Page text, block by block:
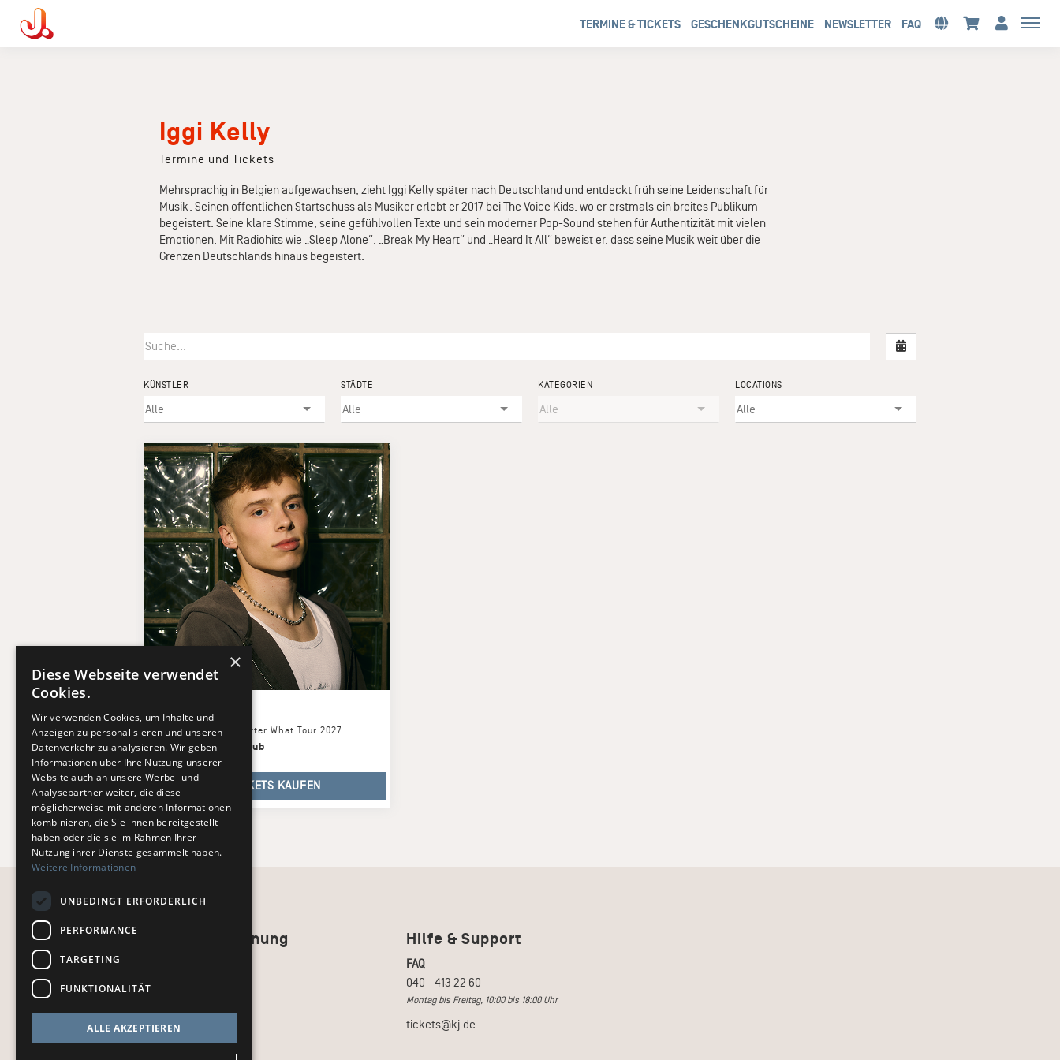
TERMINE & TICKETS GESCHENKGUTSCHEINE NEWSLETTER FAQ
Iggi Kelly
Termine und Tickets
Mehrsprachig in Belgien aufgewachsen, zieht Iggi Kelly später nach Deutschland und entdeckt früh seine Leidenschaft für
Musik. Seinen öffentlichen Startschuss als Musiker erlebt er 2017 bei The Voice Kids, wo er erstmals ein breites Publikum
begeistert. Seine klare Stimme, seine gefühlvollen Texte und sein moderner Pop-Sound stehen für Authentizität mit vielen
Emotionen. Mit Radiohits wie „Sleep Alone“, „Break My Heart“ und „Heard It All“ beweist er, dass seine Musik weit über die
Grenzen Deutschlands hinaus begeistert.
Nach Datum filtern
KÜNSTLER STÄDTE KATEGORIEN LOCATIONS
IGGI KELLY
Fr ,09.04.27 –No Matter What Tour 2027
Hamburg,KENT Club
TICKETS KAUFEN
Recht und Ordnung
Impressum
Hilfe & Support
FAQ
040 - 413 22 60
Montag bis Freitag, 10:00 bis 18:00 Uhr
tickets@kj.de
×
Diese Webseite verwendet
Cookies.
Wir verwenden Cookies, um Inhalte und
Anzeigen zu personalisieren und unseren
Datenverkehr zu analysieren. Wir geben
Informationen über Ihre Nutzung unserer
Website auch an unsere Werbe- und
Analysepartner weiter, die diese
möglicherweise mit anderen Informationen
kombinieren, die Sie ihnen bereitgestellt
haben oder die sie im Rahmen Ihrer
Nutzung ihrer Dienste gesammelt haben.
Weitere Informationen
UNBEDINGT ERFORDERLICH
PERFORMANCE
TARGETING
FUNKTIONALITÄT
ALLE AKZEPTIEREN